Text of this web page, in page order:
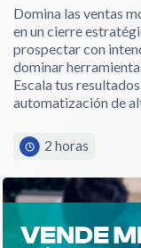
Domina las ventas
en un cierre
prospectar con
dominar
Escala tus
automatización de
2 horas